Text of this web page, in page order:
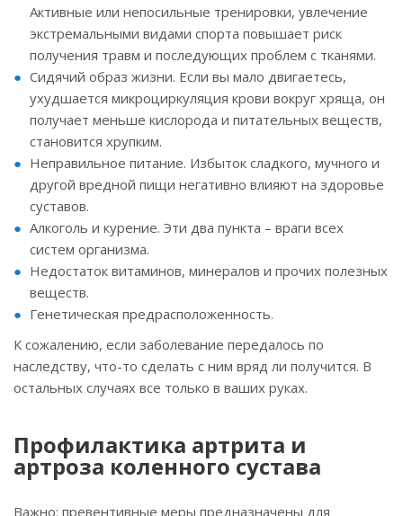
Активные или непосильные тренировки, увлечение
экстремальными видами спорта повышает риск
получения травм и последующих проблем с тканями.
Сидячий образ жизни. Если вы мало двигаетесь,
ухудшается микроциркуляция крови вокруг хряща, он
получает меньше кислорода и питательных веществ,
становится хрупким.
Неправильное питание. Избыток сладкого, мучного и
другой вредной пищи негативно влияют на здоровье
суставов.
Алкоголь и курение. Эти два пункта – враги всех
систем организма.
Недостаток витаминов, минералов и прочих полезных
веществ.
Генетическая предрасположенность.
К сожалению, если заболевание передалось по
наследству, что-то сделать с ним вряд ли получится. В
остальных случаях все только в ваших руках.
Профилактика артрита и
артроза коленного сустава
Важно: превентивные меры предназначены для